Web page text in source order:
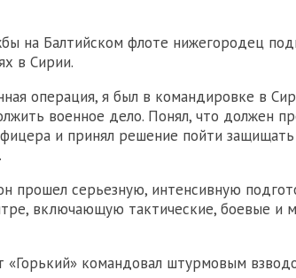
на Балтийском флоте нижегородец
в Сирии.
операция, я был в командировке в
военное дело. Понял, что должен
и принял решение пойти
прошел серьезную, интенсивную
включающую тактические, боевые и
«Горький» командовал штурмовым